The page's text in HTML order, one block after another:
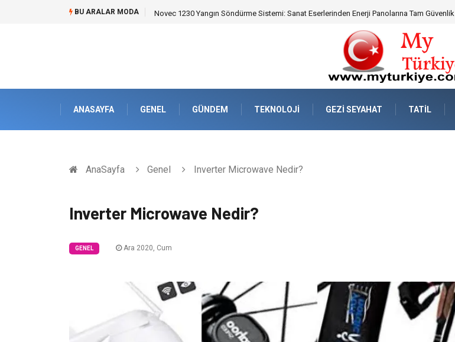
BU ARALAR MODA Novec 1230 Yangın Söndürme Sistemi: Sanat Eserlerinden Enerji Panolarına Tam Güvenlik
ANASAYFA GENEL GÜNDEM TEKNOLOJI GEZI SEYAHAT TATIL
AnaSayfa Genel Inverter Microwave Nedir?
Inverter Microwave Nedir?
GENEL Ara 2020, Cum